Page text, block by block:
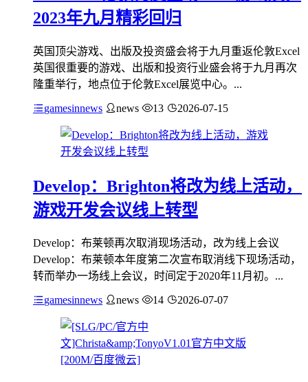
2023年九月精彩回归
英国顶尖游戏、出版及投资盛会将于九月重返伦敦Excel
英国很重要的游戏、出版和投资行业盛会将于九月再次
隆重举行，地点位于伦敦Excel展览中心。...
gamesinnews news 13 2026-07-15
Develop：Brighton将改为线上活动，
游戏开发会议线上转型
Develop：布莱顿再次取消现场活动，改为线上会议
Develop：布莱顿本年度第二次宣布取消线下现场活动，
转而举办一场线上会议，时间定于2020年11月初。...
gamesinnews news 14 2026-07-07